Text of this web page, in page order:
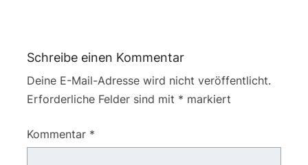
Schreibe einen Kommentar
Deine E-Mail-Adresse wird nicht veröffentlicht.
Erforderliche Felder sind mit * markiert
Kommentar *